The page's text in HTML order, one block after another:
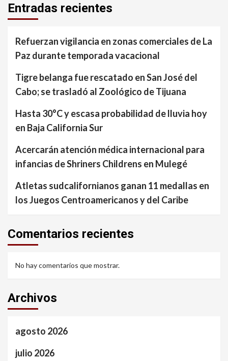
Entradas recientes
Refuerzan vigilancia en zonas comerciales de La
Paz durante temporada vacacional
Tigre belanga fue rescatado en San José del
Cabo; se trasladó al Zoológico de Tijuana
Hasta 30°C y escasa probabilidad de lluvia hoy
en Baja California Sur
Acercarán atención médica internacional para
infancias de Shriners Childrens en Mulegé
Atletas sudcalifornianos ganan 11 medallas en
los Juegos Centroamericanos y del Caribe
Comentarios recientes
No hay comentarios que mostrar.
Archivos
agosto 2026
julio 2026